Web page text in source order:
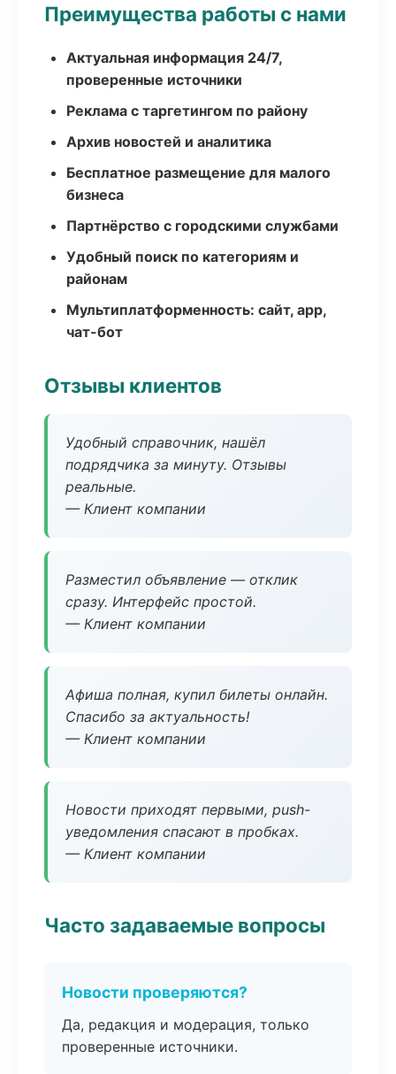
Преимущества работы с нами
Актуальная информация 24/7,
проверенные источники
Реклама с таргетингом по району
Архив новостей и аналитика
Бесплатное размещение для малого
бизнеса
Партнёрство с городскими службами
Удобный поиск по категориям и
районам
Мультиплатформенность: сайт, app,
чат-бот
Отзывы клиентов
Удобный справочник, нашёл
подрядчика за минуту. Отзывы
реальные.
— Клиент компании
Разместил объявление — отклик
сразу. Интерфейс простой.
— Клиент компании
Афиша полная, купил билеты онлайн.
Спасибо за актуальность!
— Клиент компании
Новости приходят первыми, push-
уведомления спасают в пробках.
— Клиент компании
Часто задаваемые вопросы
Новости проверяются?
Да, редакция и модерация, только
проверенные источники.